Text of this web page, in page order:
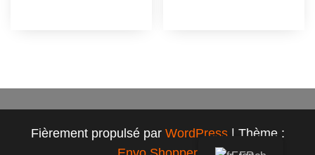
Fièrement propulsé par WordPress | Thème :